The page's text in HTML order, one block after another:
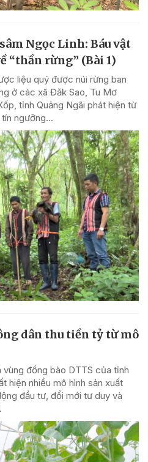
Ngọc Linh: Báu vật
“thần rừng” (Bài 1)
liệu quý được núi rừng ban
ở các xã Đăk Sao, Tu Mơ
tỉnh Quảng Ngãi phát hiện từ
ngưỡng...
dân thu tiền tỷ từ mô
vùng đồng bào DTTS của tỉnh
hiện nhiều mô hình sản xuất
đầu tư, đổi mới tư duy và